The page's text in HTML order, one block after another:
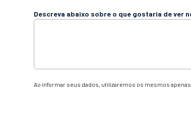
Descreva abaixo sobre o que gostaria de ver
Ao informar seus dados, utilizaremos os mesmos